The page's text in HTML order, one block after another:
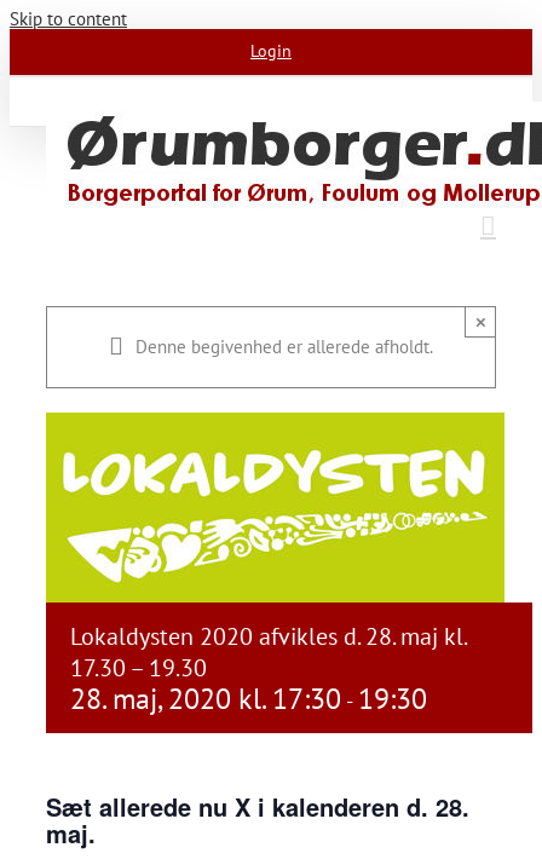
Skip to content
Login
Denne begivenhed er allerede afholdt.
×
Lokaldysten 2020 afvikles d. 28. maj kl.
17.30 – 19.30
28. maj, 2020 kl. 17:30 - 19:30
Sæt allerede nu X i kalenderen d. 28.
maj.